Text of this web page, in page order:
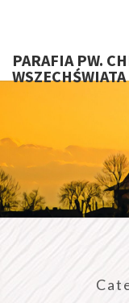
PARAFIA PW.